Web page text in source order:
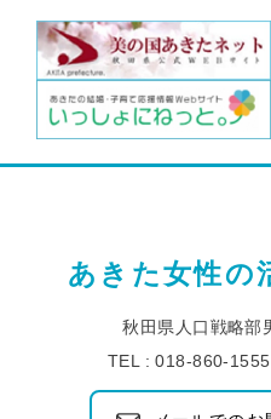
あきた女性の
秋田県人口戦略部
TEL : 018-860-1555